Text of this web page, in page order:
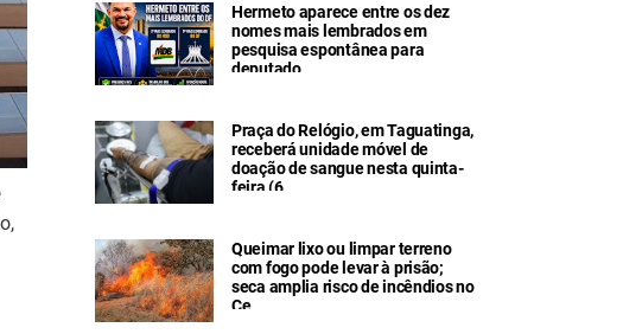
Hermeto aparece entre os dez
nomes mais lembrados em
pesquisa espontânea para
deputado
Praça do Relógio, em Taguatinga,
receberá unidade móvel de
doação de sangue nesta quinta-
feira (6
Queimar lixo ou limpar terreno
com fogo pode levar à prisão;
seca amplia risco de incêndios no
Ce